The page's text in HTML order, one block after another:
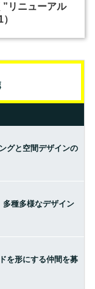
”リニューアル
グと空間デザインの
種多様なデザイン
を形にする仲間を募